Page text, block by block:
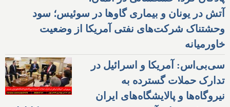
آتش در یونان و بیماری گاوها در سوئیس؛ سود
وحشتناک شرکت‌های نفتی آمریکا از وضعیت
خاورمیانه
سی‌بی‌اس: آمریکا و اسرائیل در
تدارک حملات گسترده به
نیروگاه‌ها و پالایشگاه‌های ایران